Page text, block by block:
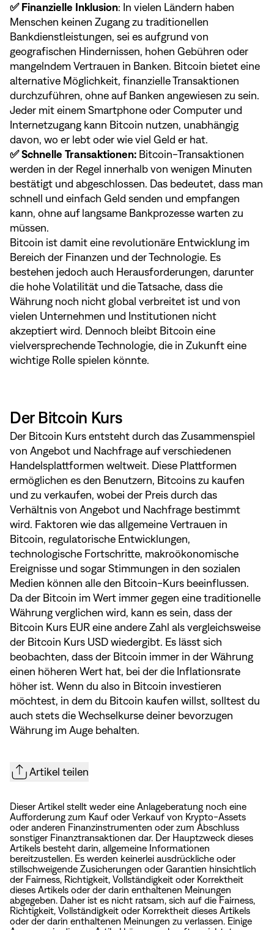
✅ Finanzielle Inklusion: In vielen Ländern haben
Menschen keinen Zugang zu traditionellen
Bankdienstleistungen, sei es aufgrund von
geografischen Hindernissen, hohen Gebühren oder
mangelndem Vertrauen in Banken. Bitcoin bietet eine
alternative Möglichkeit, finanzielle Transaktionen
durchzuführen, ohne auf Banken angewiesen zu sein.
Jeder mit einem Smartphone oder Computer und
Internetzugang kann Bitcoin nutzen, unabhängig
davon, wo er lebt oder wie viel Geld er hat.
✅ Schnelle Transaktionen: Bitcoin-Transaktionen
werden in der Regel innerhalb von wenigen Minuten
bestätigt und abgeschlossen. Das bedeutet, dass man
schnell und einfach Geld senden und empfangen
kann, ohne auf langsame Bankprozesse warten zu
müssen.
Bitcoin ist damit eine revolutionäre Entwicklung im
Bereich der Finanzen und der Technologie. Es
bestehen jedoch auch Herausforderungen, darunter
die hohe Volatilität und die Tatsache, dass die
Währung noch nicht global verbreitet ist und von
vielen Unternehmen und Institutionen nicht
akzeptiert wird. Dennoch bleibt Bitcoin eine
vielversprechende Technologie, die in Zukunft eine
wichtige Rolle spielen könnte.
Der Bitcoin Kurs
Der Bitcoin Kurs entsteht durch das Zusammenspiel
von Angebot und Nachfrage auf verschiedenen
Handelsplattformen weltweit. Diese Plattformen
ermöglichen es den Benutzern, Bitcoins zu kaufen
und zu verkaufen, wobei der Preis durch das
Verhältnis von Angebot und Nachfrage bestimmt
wird. Faktoren wie das allgemeine Vertrauen in
Bitcoin, regulatorische Entwicklungen,
technologische Fortschritte, makroökonomische
Ereignisse und sogar Stimmungen in den sozialen
Medien können alle den Bitcoin-Kurs beeinflussen.
Da der Bitcoin im Wert immer gegen eine traditionelle
Währung verglichen wird, kann es sein, dass der
Bitcoin Kurs EUR eine andere Zahl als vergleichsweise
der Bitcoin Kurs USD wiedergibt. Es lässt sich
beobachten, dass der Bitcoin immer in der Währung
einen höheren Wert hat, bei der die Inflationsrate
höher ist. Wenn du also in Bitcoin investieren
möchtest, in dem du Bitcoin kaufen willst, solltest du
auch stets die Wechselkurse deiner bevorzugen
Währung im Auge behalten.
Artikel teilen
Dieser Artikel stellt weder eine Anlageberatung noch eine
Aufforderung zum Kauf oder Verkauf von Krypto-Assets
oder anderen Finanzinstrumenten oder zum Abschluss
sonstiger Finanztransaktionen dar. Der Hauptzweck dieses
Artikels besteht darin, allgemeine Informationen
bereitzustellen. Es werden keinerlei ausdrückliche oder
stillschweigende Zusicherungen oder Garantien hinsichtlich
der Fairness, Richtigkeit, Vollständigkeit oder Korrektheit
dieses Artikels oder der darin enthaltenen Meinungen
abgegeben. Daher ist es nicht ratsam, sich auf die Fairness,
Richtigkeit, Vollständigkeit oder Korrektheit dieses Artikels
oder der darin enthaltenen Meinungen zu verlassen. Einige